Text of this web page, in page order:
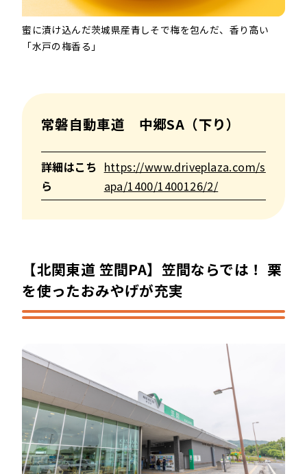
蜜に漬け込んだ茨城県産青しそで梅を包んだ、香り高い
「水戸の梅香る」
常磐自動車道 中郷SA（下り）
詳細はこち
ら
https://www.driveplaza.com/s
apa/1400/1400126/2/
【北関東道 笠間PA】笠間ならでは！ 栗
を使ったおみやげが充実